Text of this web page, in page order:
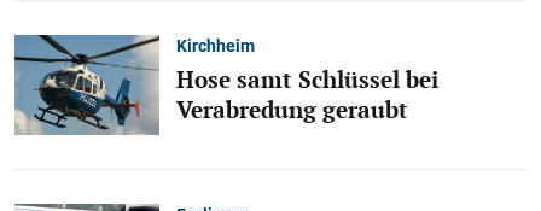
Kirchheim
Hose samt Schlüssel bei
Verabredung geraubt